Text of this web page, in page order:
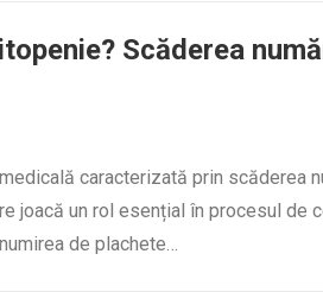
Scăderea
caracterizată prin scăderea
joacă un rol esențial în procesul de
de plachete…